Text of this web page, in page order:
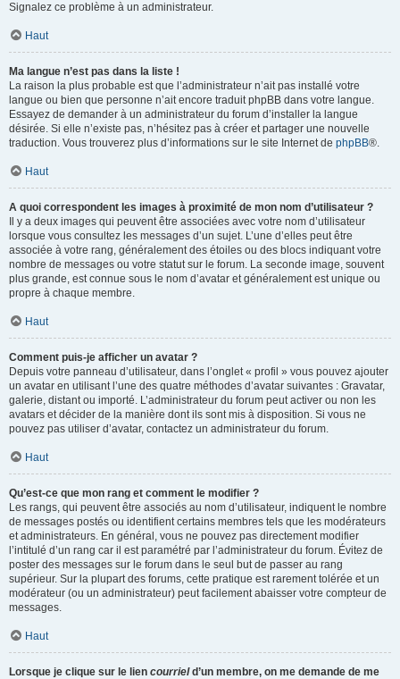
Signalez ce problème à un administrateur.
Haut
Ma langue n’est pas dans la liste !
La raison la plus probable est que l’administrateur n’ait pas installé votre
langue ou bien que personne n’ait encore traduit phpBB dans votre langue.
Essayez de demander à un administrateur du forum d’installer la langue
désirée. Si elle n’existe pas, n’hésitez pas à créer et partager une nouvelle
traduction. Vous trouverez plus d’informations sur le site Internet de phpBB®.
Haut
A quoi correspondent les images à proximité de mon nom d’utilisateur ?
Il y a deux images qui peuvent être associées avec votre nom d’utilisateur
lorsque vous consultez les messages d’un sujet. L’une d’elles peut être
associée à votre rang, généralement des étoiles ou des blocs indiquant votre
nombre de messages ou votre statut sur le forum. La seconde image, souvent
plus grande, est connue sous le nom d’avatar et généralement est unique ou
propre à chaque membre.
Haut
Comment puis-je afficher un avatar ?
Depuis votre panneau d’utilisateur, dans l’onglet « profil » vous pouvez ajouter
un avatar en utilisant l’une des quatre méthodes d’avatar suivantes : Gravatar,
galerie, distant ou importé. L’administrateur du forum peut activer ou non les
avatars et décider de la manière dont ils sont mis à disposition. Si vous ne
pouvez pas utiliser d’avatar, contactez un administrateur du forum.
Haut
Qu’est-ce que mon rang et comment le modifier ?
Les rangs, qui peuvent être associés au nom d’utilisateur, indiquent le nombre
de messages postés ou identifient certains membres tels que les modérateurs
et administrateurs. En général, vous ne pouvez pas directement modifier
l’intitulé d’un rang car il est paramétré par l’administrateur du forum. Évitez de
poster des messages sur le forum dans le seul but de passer au rang
supérieur. Sur la plupart des forums, cette pratique est rarement tolérée et un
modérateur (ou un administrateur) peut facilement abaisser votre compteur de
messages.
Haut
Lorsque je clique sur le lien courrield’un membre, on me demande de me